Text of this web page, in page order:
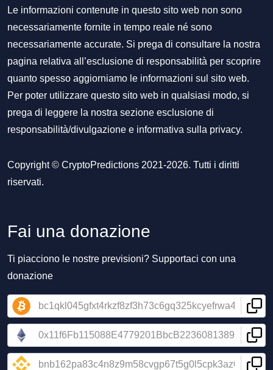
Le informazioni contenute in questo sito web non sono
necessariamente fornite in tempo reale né sono
necessariamente accurate. Si prega di consultare la nostra
pagina relativa all’esclusione di responsabilità per scoprire
quanto spesso aggiorniamo le informazioni sul sito web.
Per poter utilizzare questo sito web in qualsiasi modo, si
prega di leggere la nostra sezione esclusione di
responsabilità/divulgazione e informativa sulla privacy.
Copyright © CryptoPredictions 2021-2026. Tutti i diritti
riservati.
Fai una donazione
Ti piacciono le nostre previsioni? Supportaci con una
donazione